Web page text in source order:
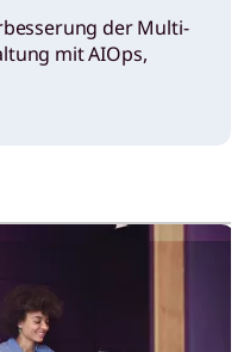
der Multi-
mit AIOps,